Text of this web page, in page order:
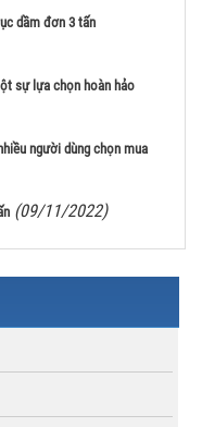
dầm đơn 3 tấn
sự lựa chọn hoàn hảo
người dùng chọn mua
(09/11/2022)